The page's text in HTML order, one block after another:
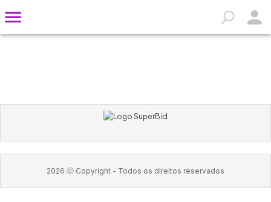
2026 Ⓒ Copyright - Todos os direitos reservados